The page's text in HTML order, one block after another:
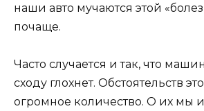
наши авто мучаются этой
почаще.
Часто случается и так, что
сходу глохнет. Обстоятельств
огромное количество. О их мы